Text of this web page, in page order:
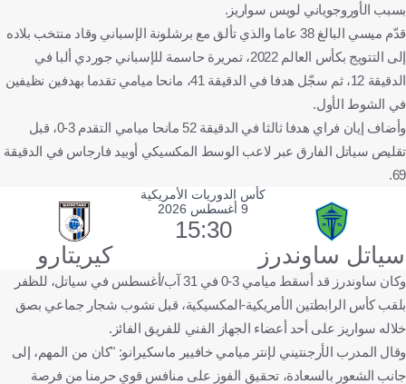
بسبب الأوروجوياني لويس سواريز.
قدّم ميسي البالغ 38 عاما والذي تألق مع برشلونة الإسباني وقاد منتخب بلاده
إلى التتويج بكأس العالم 2022، تمريرة حاسمة للإسباني جوردي ألبا في
الدقيقة 12، ثم سجّل هدفا في الدقيقة 41، مانحا ميامي تقدما بهدفين نظيفين
في الشوط الأول.
وأضاف إيان فراي هدفا ثالثا في الدقيقة 52 مانحا ميامي التقدم 3-0، قبل
تقليص سياتل الفارق عبر لاعب الوسط المكسيكي أوبيد فارجاس في الدقيقة
69.
كأس الدوريات الأمريكية
سياتل ساوندرز
9 أغسطس 2026
15:30
كيريتارو
وكان ساوندرز قد أسقط ميامي 3-0 في 31 آب/أغسطس في سياتل، للظفر
بلقب كأس الرابطتين الأمريكية-المكسيكية، قبل نشوب شجار جماعي بصق
خلاله سواريز على أحد أعضاء الجهاز الفني للفريق الفائز.
وقال المدرب الأرجنتيني لإنتر ميامي خافيير ماسكيرانو: "كان من المهم، إلى
جانب الشعور بالسعادة، تحقيق الفوز على منافس قوي حرمنا من فرصة